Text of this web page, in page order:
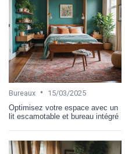
Bureaux •
15/03/2025
Optimisez votre espace avec un
lit escamotable et bureau intégré